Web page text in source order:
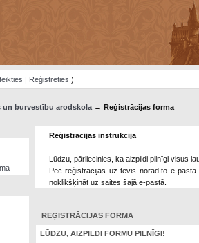
| Reģistrēties )
un burvestību arodskola→ Reģistrācijas forma
Reģistrācijas instrukcija
Lūdzu, pārliecinies, ka aizpildi pilnīgi visus
Pēc reģistrācijas uz tevis norādīto e-
noklikšķināt uz saites šajā e-pastā.
REĢISTRĀCIJAS FORMA
LŪDZU, AIZPILDI FORMU PILNĪGI!